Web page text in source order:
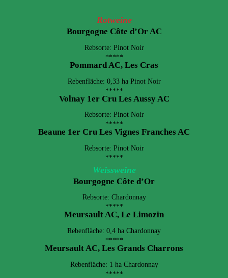
Rotweine
Bourgogne Côte d’Or AC
Rebsorte: Pinot Noir
*****
Pommard AC, Les Cras
Rebenfläche: 0,33 ha Pinot Noir
*****
Volnay 1er Cru Les Aussy AC
Rebsorte: Pinot Noir
*****
Beaune 1er Cru Les Vignes Franches AC
Rebsorte: Pinot Noir
*****
Weissweine
Bourgogne Côte d’Or
Rebsorte: Chardonnay
*****
Meursault AC, Le Limozin
Rebenfläche: 0,4 ha Chardonnay
*****
Meursault AC, Les Grands Charrons
Rebenfläche: 1 ha Chardonnay
*****